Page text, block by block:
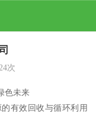
次
色未来
有效回收与循环利用